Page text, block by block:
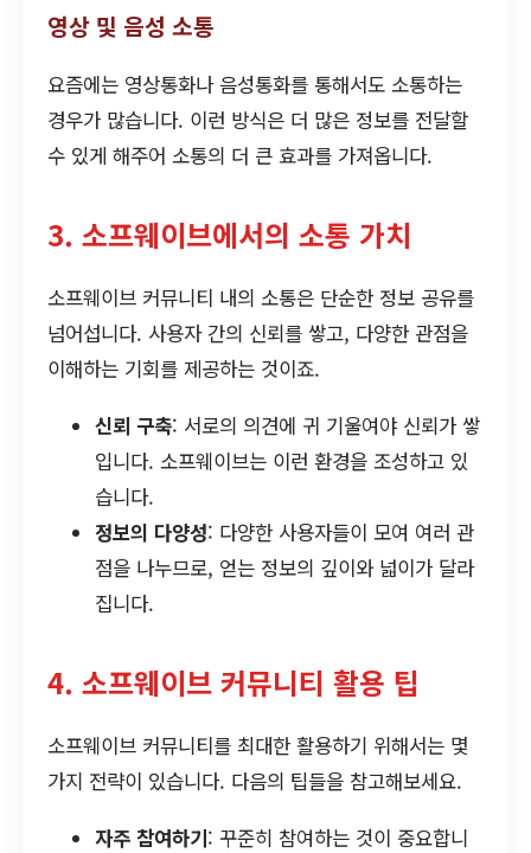
영상 및 음성 소통
요즘에는 영상통화나 음성통화를 통해서도 소통하는
경우가 많습니다. 이런 방식은 더 많은 정보를 전달할
수 있게 해주어 소통의 더 큰 효과를 가져옵니다.
3. 소프웨이브에서의 소통 가치
소프웨이브 커뮤니티 내의 소통은 단순한 정보 공유를
넘어섭니다. 사용자 간의 신뢰를 쌓고, 다양한 관점을
이해하는 기회를 제공하는 것이죠.
신뢰 구축: 서로의 의견에 귀 기울여야 신뢰가 쌓
입니다. 소프웨이브는 이런 환경을 조성하고 있
습니다.
정보의 다양성: 다양한 사용자들이 모여 여러 관
점을 나누므로, 얻는 정보의 깊이와 넓이가 달라
집니다.
4. 소프웨이브 커뮤니티 활용 팁
소프웨이브 커뮤니티를 최대한 활용하기 위해서는 몇
가지 전략이 있습니다. 다음의 팁들을 참고해보세요.
자주 참여하기: 꾸준히 참여하는 것이 중요합니